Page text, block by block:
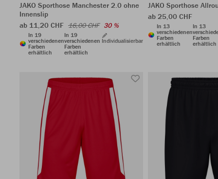
JAKO Sporthose Manchester 2.0 ohne
Innenslip
ab 11,20 CHF 16,00 CHF 30 %
In 19
verschiedenen
Farben
erhältlich
In 19
verschiedenen
Farben
erhältlich
Individualisierbar
JAKO Sporthose
ab 25,00 CHF
In 13
verschiedenen
Farben
erhältlich
In 13
Farben
erhältlich